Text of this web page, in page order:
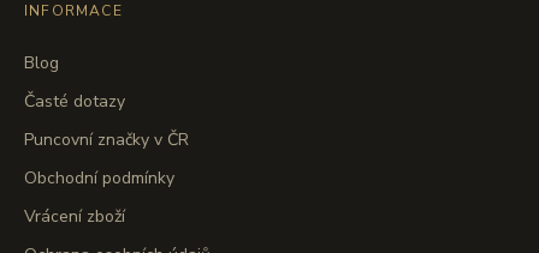
INFORMACE
Blog
Časté dotazy
Puncovní značky v ČR
Obchodní podmínky
Vrácení zboží